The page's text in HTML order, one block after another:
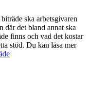
ska arbetsgivaren
där det bland annat ska
finns och vad det kostar
stöd. Du kan läsa mer